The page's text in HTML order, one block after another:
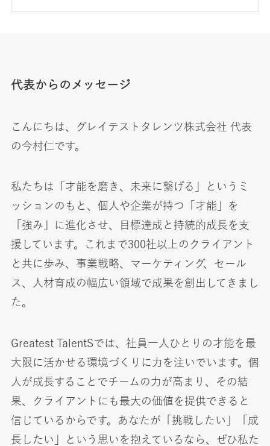
代表からのメッセージ
こんにちは、グレイテストタレンツ株式会社 代表
の今村仁です。
私たちは「才能を磨き、未来に繋げる」というミ
ッションのもと、個人や企業が持つ「才能」を
「強み」に進化させ、目標達成と持続的成長を支
援しています。これまで300社以上のクライアント
と共に歩み、事業戦略、マーケティング、セール
ス、人材育成の幅広い領域で成果を創出してきまし
た。
Greatest TalentSでは、社員一人ひとりの才能を最
大限に活かせる環境づくりに力を注いでいます。個
人が成長することでチームの力が高まり、その結
果、クライアントにも最大の価値を提供できると
信じているからです。あなたが「挑戦したい」「成
長したい」という思いを抱えているなら、ぜひ私た